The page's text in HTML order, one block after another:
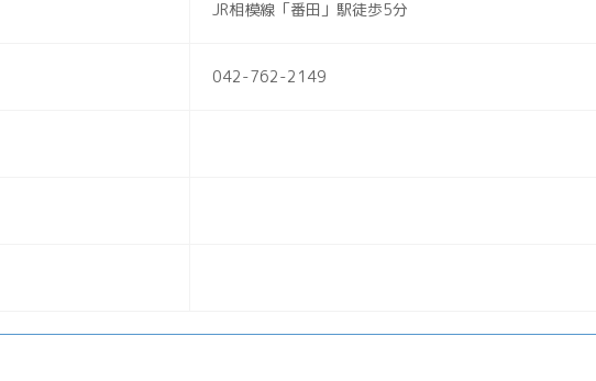
JR相模線「番田」駅徒歩5分
042-762-2149